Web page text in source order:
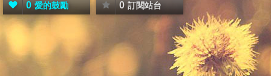
0 愛的鼓勵 0 訂閱站台